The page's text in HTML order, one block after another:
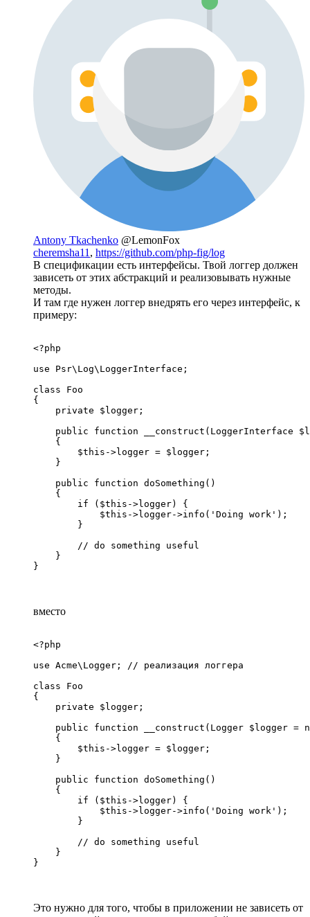
Antony Tkachenko @LemonFox
cheremsha11, https://github.com/php-fig/log
В спецификации есть интерфейсы. Твой логгер должен
зависеть от этих абстракций и реализовывать нужные
методы.
И там где нужен логгер внедрять его через интерфейс, к
примеру:
<?php
use Psr\Log\LoggerInterface;
class Foo
{
    private $logger;
public function __construct(LoggerInterface
    {
        $this->logger = $logger;
    }
    public function doSomething()
    {
        if ($this->logger) {
            $this->logger->info('Doing work');
        }
        // do something useful
    }
}
вместо
<?php
use Acme\Logger; // реализация логгера
class Foo
{
    private $logger;
public function __construct(Logger $logger =
    {
        $this->logger = $logger;
    }
    public function doSomething()
    {
        if ($this->logger) {
            $this->logger->info('Doing work');
        }
        // do something useful
    }
}
Это нужно для того, чтобы в приложении не зависеть от